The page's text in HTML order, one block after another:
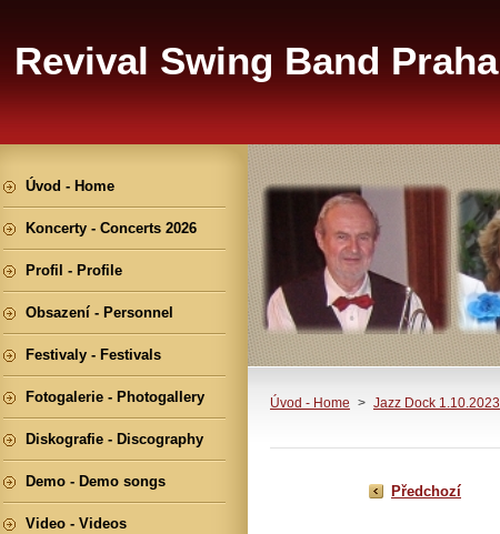
Revival Swing Band Praha
Úvod - Home > Jazz Dock 1.10.2023
Předchozí
Úvod - Home
Koncerty - Concerts 2026
Profil - Profile
Obsazení - Personnel
Festivaly - Festivals
Fotogalerie - Photogallery
Diskografie - Discography
Demo - Demo songs
Video - Videos